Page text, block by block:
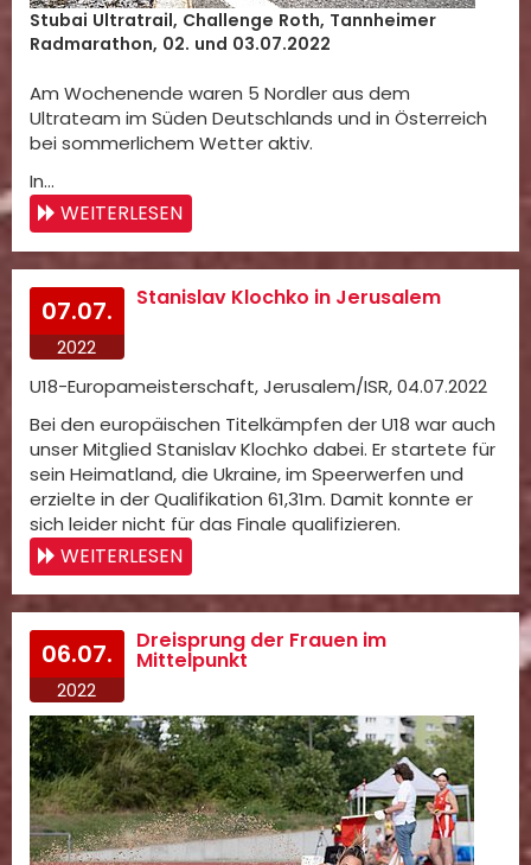
Stubai Ultratrail, Challenge Roth, Tannheimer
Radmarathon, 02. und 03.07.2022
Am Wochenende waren 5 Nordler aus dem
Ultrateam im Süden Deutschlands und in Österreich
bei sommerlichem Wetter aktiv.
In…
WEITERLESEN
07.07.
2022
Stanislav Klochko in Jerusalem
U18-Europameisterschaft, Jerusalem/ISR, 04.07.2022
Bei den europäischen Titelkämpfen der U18 war auch
unser Mitglied Stanislav Klochko dabei. Er startete für
sein Heimatland, die Ukraine, im Speerwerfen und
erzielte in der Qualifikation 61,31m. Damit konnte er
sich leider nicht für das Finale qualifizieren.
WEITERLESEN
06.07.
2022
Dreisprung der Frauen im
Mittelpunkt